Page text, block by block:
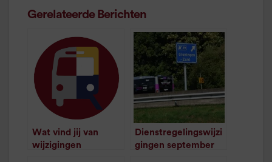
Gerelateerde Berichten
Wat vind jij van
wijzigingen
Dienstregelingswijzi
gingen september